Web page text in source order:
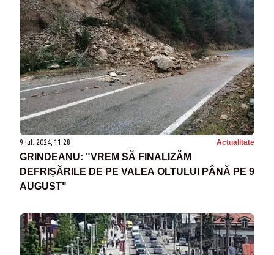
9 iul. 2024, 11:28 Actualitate
GRINDEANU: "VREM SĂ FINALIZĂM
DEFRIȘĂRILE DE PE VALEA OLTULUI PÂNĂ PE 9
AUGUST"